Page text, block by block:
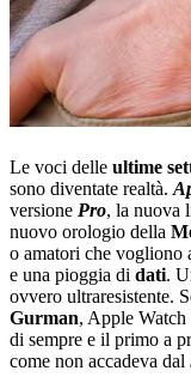
Le voci delle ultime
sono diventate realtà.
versione Pro, la nuova
nuovo orologio della
o amatori che vogliono
e una pioggia di dati.
ovvero ultraresistente.
Gurman, Apple
di sempre e il primo a
come non accadeva dal